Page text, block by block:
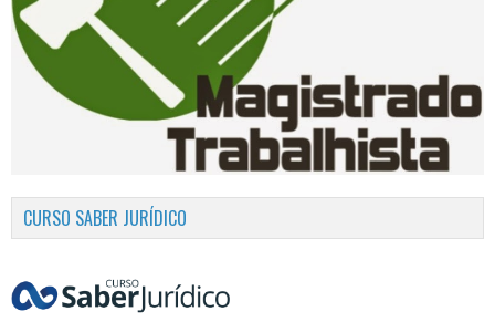
CURSO SABER JURÍDICO